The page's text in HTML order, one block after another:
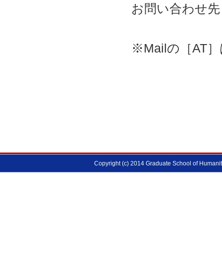
お問い合わせ
※Mailの［AT
Copyright (c) 2014 Graduate School of